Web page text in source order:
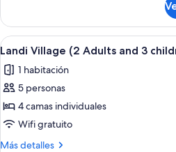
Village
(3
Adults)
Ver
todas
las
fotos
de
Landi
Village
10
Landi Village (2 Adults and 3
1 habitación
5 personas
4 camas individuales
Wifi gratuito
Más detalles
Más